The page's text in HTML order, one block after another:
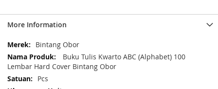
More Information
More
Information
Bintang Obor
Buku Tulis Kwarto ABC (Alphabet) 100
Lembar Hard Cover Bintang Obor
Pcs